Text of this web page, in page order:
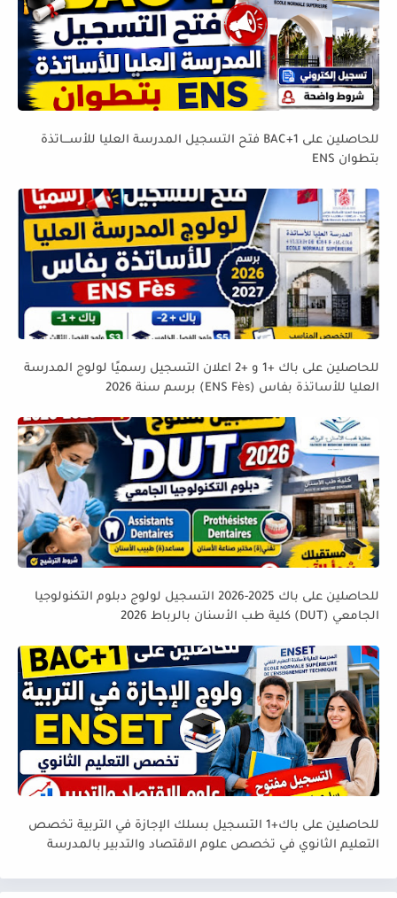
للحاصلين على BAC+1 فتح التسجيل المدرسة العليا للأســـاتذة
بتطوان ENS
للحاصلين على باك +1 و +2 اعلان التسجيل رسميًا لولوج المدرسة
العليا للأساتذة بفاس (ENS Fès) برسم سنة 2026
للحاصلين على باك 2025-2026 التسجيل لولوج دبلوم التكنولوجيا
الجامعي (DUT) كلية طب الأسنان بالرباط 2026
للحاصلين على باك+1 التسجيل بسلك الإجازة في التربية تخصص
التعليم الثانوي في تخصص علوم الاقتصاد والتدبير بالمدرسة